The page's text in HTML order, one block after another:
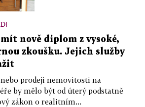
nově diplom z vysoké,
zkoušku. Jejich služby
prodeji nemovitosti na
by mělo být od úterý podstatně
zákon o realitním...